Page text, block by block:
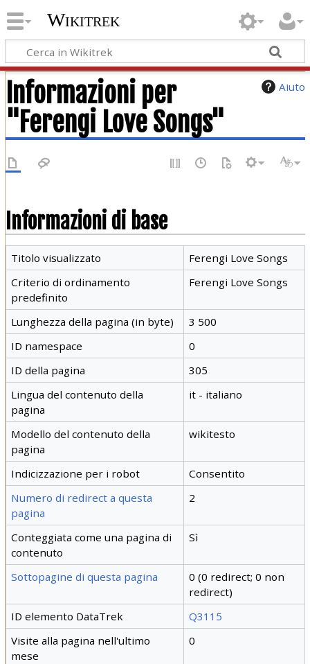
Wikitrek
Aiuto
Informazioni per
"Ferengi Love Songs"
Informazioni di base
Titolo visualizzato
Ferengi Love Songs
Criterio di ordinamento
predefinito
Ferengi Love Songs
Lunghezza della pagina (in byte)
3 500
ID namespace
0
ID della pagina
305
Lingua del contenuto della
pagina
it - italiano
Modello del contenuto della
pagina
wikitesto
Indicizzazione per i robot
Consentito
Numero di redirect a questa
pagina
2
Conteggiata come una pagina di
contenuto
Sì
Sottopagine di questa pagina
0 (0 redirect; 0 non
redirect)
ID elemento DataTrek
Q3115
Visite alla pagina nell'ultimo
mese
0